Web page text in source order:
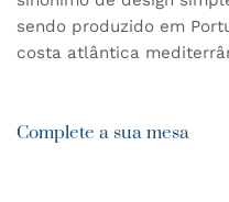
sendo produzido em
costa atlântica
Complete a sua mesa